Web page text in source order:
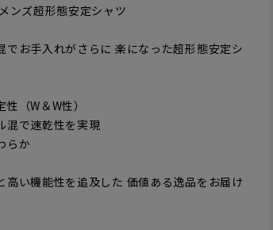
ンズ超形態安定シャツ
でお手入れがさらに 楽になった超形態安定シ
（W＆W性）
混で速乾性を実現
らか
高い機能性を追及した 価値ある逸品をお届け